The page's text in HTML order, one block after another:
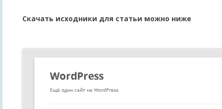
Скачать исходники для статьи можно ниже